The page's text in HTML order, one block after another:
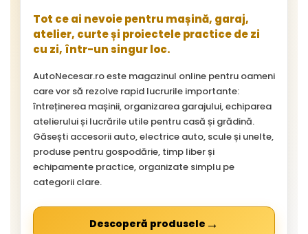
Tot ce ai nevoie pentru mașină, garaj,
atelier, curte și proiectele practice de zi
cu zi, într-un singur loc.
AutoNecesar.ro este magazinul online pentru oameni
care vor să rezolve rapid lucrurile importante:
întreținerea mașinii, organizarea garajului, echiparea
atelierului și lucrările utile pentru casă și grădină.
Găsești accesorii auto, electrice auto, scule și unelte,
produse pentru gospodărie, timp liber și
echipamente practice, organizate simplu pe
categorii clare.
Descoperă produsele →